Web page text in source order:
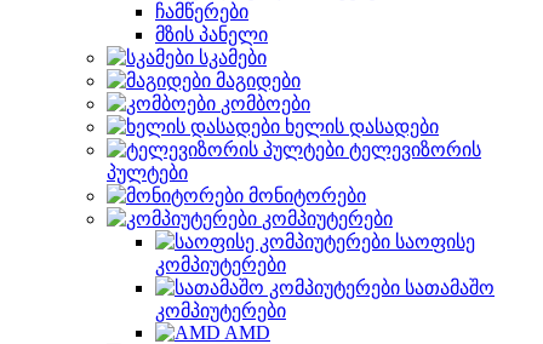
ჩამწერები
მზის პანელი
სკამები
მაგიდები
კომბოები
ხელის დასადები
ტელევიზორის
პულტები
მონიტორები
კომპიუტერები
საოფისე
კომპიუტერები
სათამაშო
კომპიუტერები
AMD